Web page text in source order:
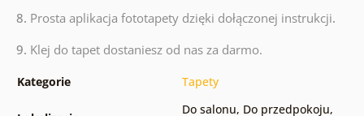
8. Prosta aplikacja fototapety dzięki dołączonej instrukcji.
9. Klej do tapet dostaniesz od nas za darmo.
Kategorie Tapety
Do salonu, Do przedpokoju,